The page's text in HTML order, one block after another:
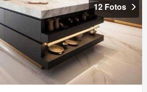
12 Fotos